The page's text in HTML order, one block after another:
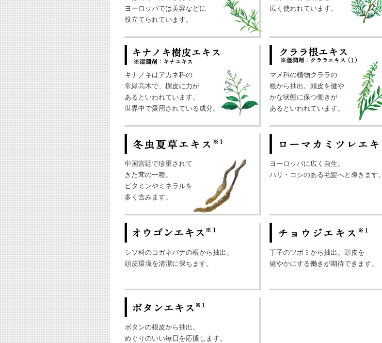
ヨーロッパでは美容などに
役立てられています。
広く使われています。
キナノキはアカネ科の
常緑高木で、樹皮に力が
あるといわれています。
世界中で愛用されている成分。
マメ科の植物クララの
根から抽出。頭皮を健や
かな状態に保つ働きが
あるといわれています。
中国宮廷で珍重されて
きた茸の一種。
ビタミンやミネラルを
多く含みます。
ヨーロッパに広く自生。
ハリ・コシのある毛髪へと導きます。
シソ科のコガネバナの根から抽出。
頭皮環境を清潔に保ちます。
丁子のツボミから抽出。頭皮を
健やかにする働きが期待できます。
ボタンの根皮から抽出。
めぐりのいい毎日を応援します。